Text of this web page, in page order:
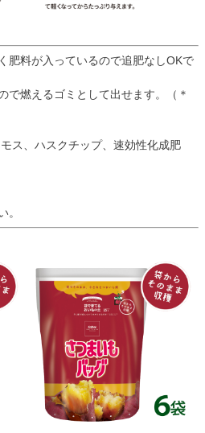
肥料が入っているので追肥なしOKで
で燃えるゴミとして出せます。（＊
ス、ハスクチップ、速効性化成肥
。